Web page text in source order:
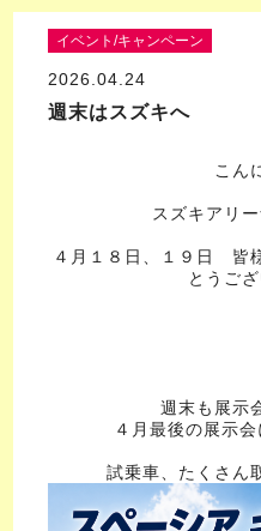
イベント/キャンペーン
2026.04.24
週末はスズキへ
こん
スズキアリ
４月１８日、１９日 皆
とうござ
週末も展示
４月最後の展示
試乗車、たくさん